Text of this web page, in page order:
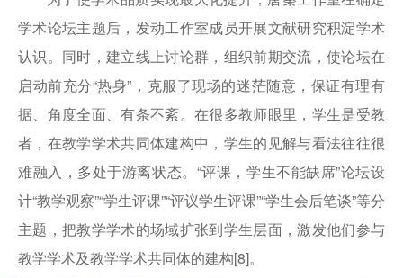
学术论坛主题后，发动工作室成员开展文献研究积淀学术
认识。同时，建立线上讨论群，组织前期交流，使论坛在
启动前充分“热身”，克服了现场的迷茫随意，保证有理有
据、角度全面、有条不紊。在很多教师眼里，学生是受教
者，在教学学术共同体建构中，学生的见解与看法往往很
难融入，多处于游离状态。“评课，学生不能缺席”论坛设
计“教学观察”“学生评课”“评议学生评课”“学生会后笔谈”等分
主题，把教学学术的场域扩张到学生层面，激发他们参与
教学学术及教学学术共同体的建构[8]。